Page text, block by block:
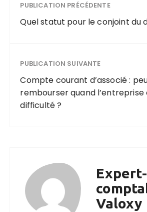
PUBLICATION PRÉCÉDENTE
Quel statut pour le conjoint du
PUBLICATION SUIVANTE
Compte courant d’associé :
rembourser quand l’entreprise
difficulté ?
Expert-
Valoxy